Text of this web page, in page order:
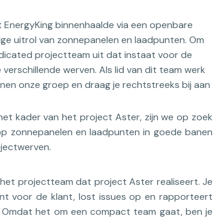
binnenhaalde via een openbare
uitrol van zonnepanelen en laadpunten. Om
projectteam uit dat instaat voor de
werven. Als lid van dit team werk
onze groep en draag je rechtstreeks bij aan
kader van het project Aster, zijn we op zoek
en laadpunten in goede banen
projectteam dat project Aster realiseert. Je
voor de klant, lost issues op en rapporteert
het om een compact team gaat, ben je